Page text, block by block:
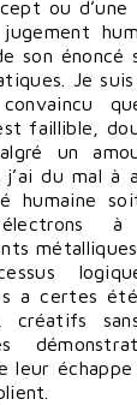
ou
son énoncé
Je
faillible,
un
du mal à
humaine
a certes
créatifs
leur